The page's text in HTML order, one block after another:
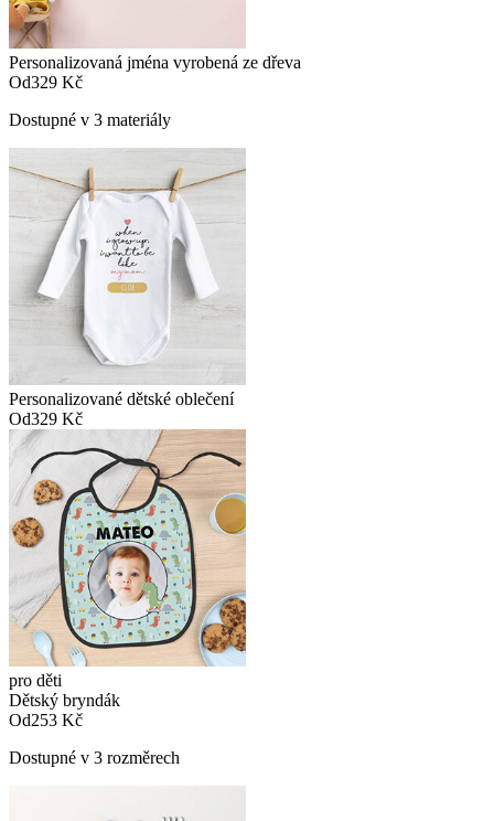
Personalizovaná jména vyrobená ze dřeva
Od329 Kč
Dostupné v 3 materiály
Personalizované dětské oblečení
Od329 Kč
pro děti
Dětský bryndák
Od253 Kč
Dostupné v 3 rozměrech